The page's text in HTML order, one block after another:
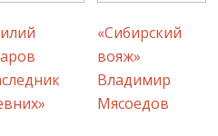
«Сибирский
вояж»
Владимир
Мясоедов